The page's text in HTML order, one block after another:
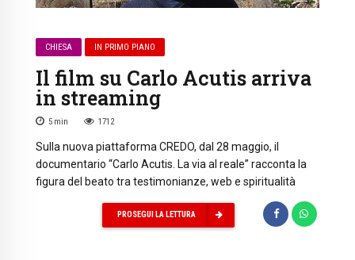
CHIESA IN PRIMO PIANO
Il film su Carlo Acutis arriva
in streaming
5 min 1712
Sulla nuova piattaforma CREDO, dal 28 maggio, il
documentario “Carlo Acutis. La via al reale” racconta la
figura del beato tra testimonianze, web e spiritualità
PROSEGUI LA LETTURA